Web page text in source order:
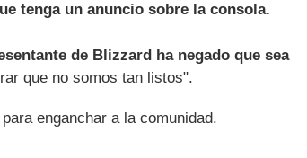
tenga un anuncio sobre la consola.
de Blizzard ha negado que sea
que no somos tan listos".
enganchar a la comunidad.